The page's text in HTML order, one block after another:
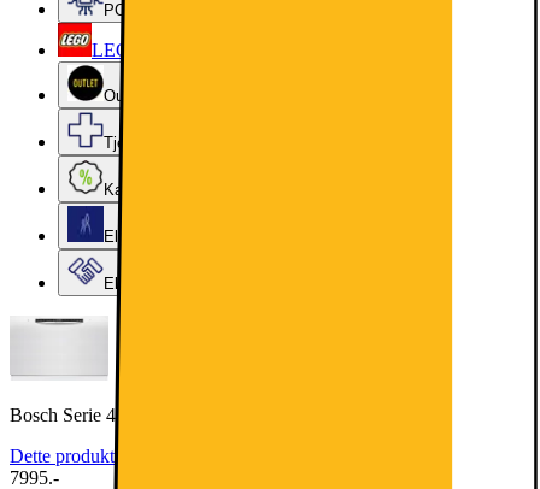
PC-komponenter
LEGO
Outlet
Tjenester og tilbehør
Kampanjer
Elkjøps kundeklubb
Elkjøp Bedrift
Bosch Serie 4 Oppvaskmaskin SMU4HTW74S (Hvit)
Dette produktet er rangert med 4.4 av 5 stjerner.
7995.-